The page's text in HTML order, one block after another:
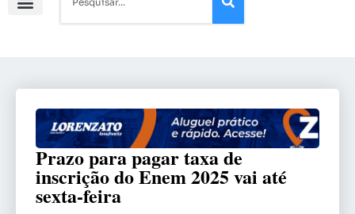
Prazo para pagar taxa de
inscrição do Enem 2025 vai até
sexta-feira